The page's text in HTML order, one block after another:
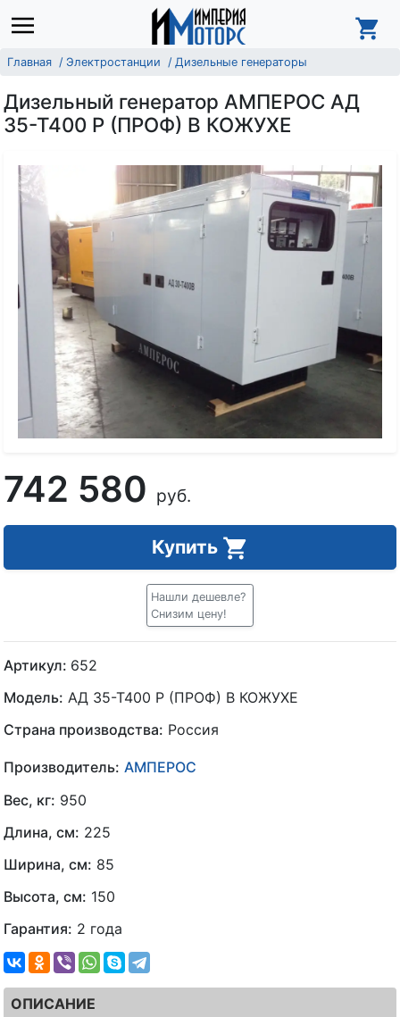
Главная Электростанции Дизельные генераторы
Дизельный генератор АМПЕРОС АД
35-Т400 Р (ПРОФ) В КОЖУХЕ
742 580 руб.
Купить
Нашли дешевле?
Снизим цену!
Артикул: 652
Модель: АД 35-Т400 Р (ПРОФ) В КОЖУХЕ
Страна производства: Россия
Производитель: АМПЕРОС
Вес, кг: 950
Длина, см: 225
Ширина, см: 85
Высота, см: 150
Гарантия: 2 года
ОПИСАНИЕ